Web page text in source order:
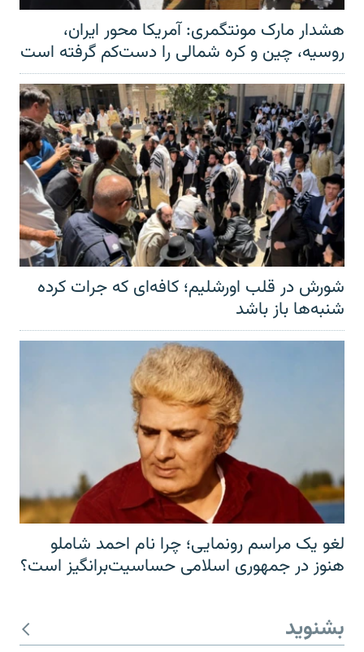
هشدار مارک مونتگمری: آمریکا محور ایران،
روسیه، چین و کره شمالی را دست‌کم گرفته است
شورش در قلب اورشلیم؛ کافه‌ای که جرات کرده
شنبه‌ها باز باشد
لغو یک مراسم رونمایی؛ چرا نام احمد شاملو
هنوز در جمهوری اسلامی حساسیت‌برانگیز است؟
بشنوید